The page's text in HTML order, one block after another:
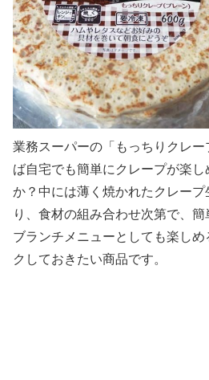
業務スーパーの「もっちりクレ
ば自宅でも簡単にクレープが楽
か？中には薄く焼かれたクレー
り、食材の組み合わせ次第で、
ブランチメニューとしても楽し
クしておきたい商品です。